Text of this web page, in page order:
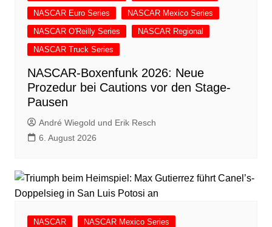
NASCAR Euro Series
NASCAR Mexico Series
NASCAR O'Reilly Series
NASCAR Regional
NASCAR Truck Series
NASCAR-Boxenfunk 2026: Neue
Prozedur bei Cautions vor den Stage-
Pausen
André Wiegold und Erik Resch
6. August 2026
NASCAR NASCAR Mexico Series